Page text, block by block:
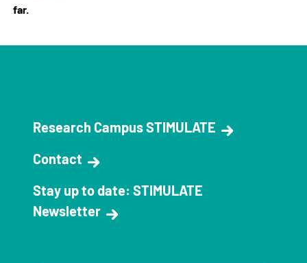
far.
Research Campus STIMULATE
Contact
Stay up to date: STIMULATE
Newsletter